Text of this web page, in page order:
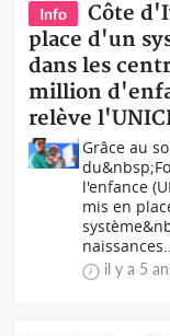
Info
Côte
place d'un
dans les
million
relève
Grâce au
l'enfance
mis en
il y a 5